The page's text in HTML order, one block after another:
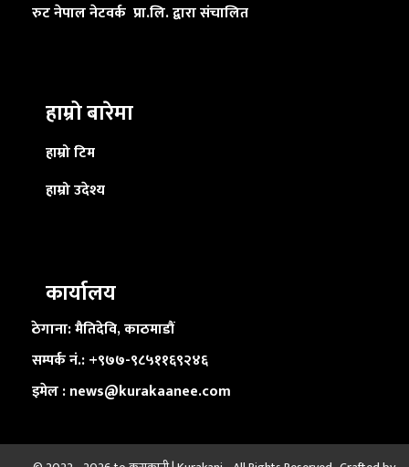
रुट नेपाल नेटवर्क प्रा.लि. द्वारा संचालित
हाम्रो बारेमा
हाम्रो टिम
हाम्रो उदेश्य
कार्यालय
ठेगाना: मैतिदेवि, काठमाडौं
सम्पर्क नं.: +९७७-९८५११६९२४६
इमेल : news@kurakaanee.com